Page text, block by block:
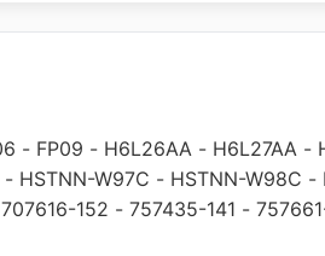
- FP09 - H6L26AA - H6L27AA -
- HSTNN-W97C - HSTNN-W98C -
707616-152 - 757435-141 -